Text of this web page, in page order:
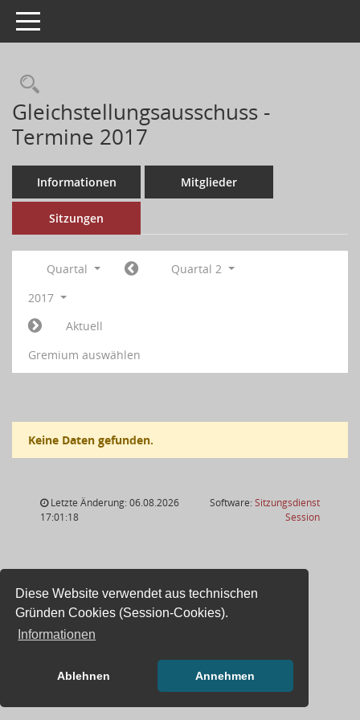
Diese Website verwendet aus technischen
Gründen Cookies (Session-Cookies).
Informationen
Ablehnen Annehmen
Toggle navigation
Gleichstellungsausschuss -
Termine 2017
Informationen Mitglieder
Sitzungen
Quartal
Quartal 2
2017
Aktuell
Gremium auswählen
Keine Daten gefunden.
Letzte Änderung: 06.08.2026
17:01:18
Software:Sitzungsdienst
Session(Wird in